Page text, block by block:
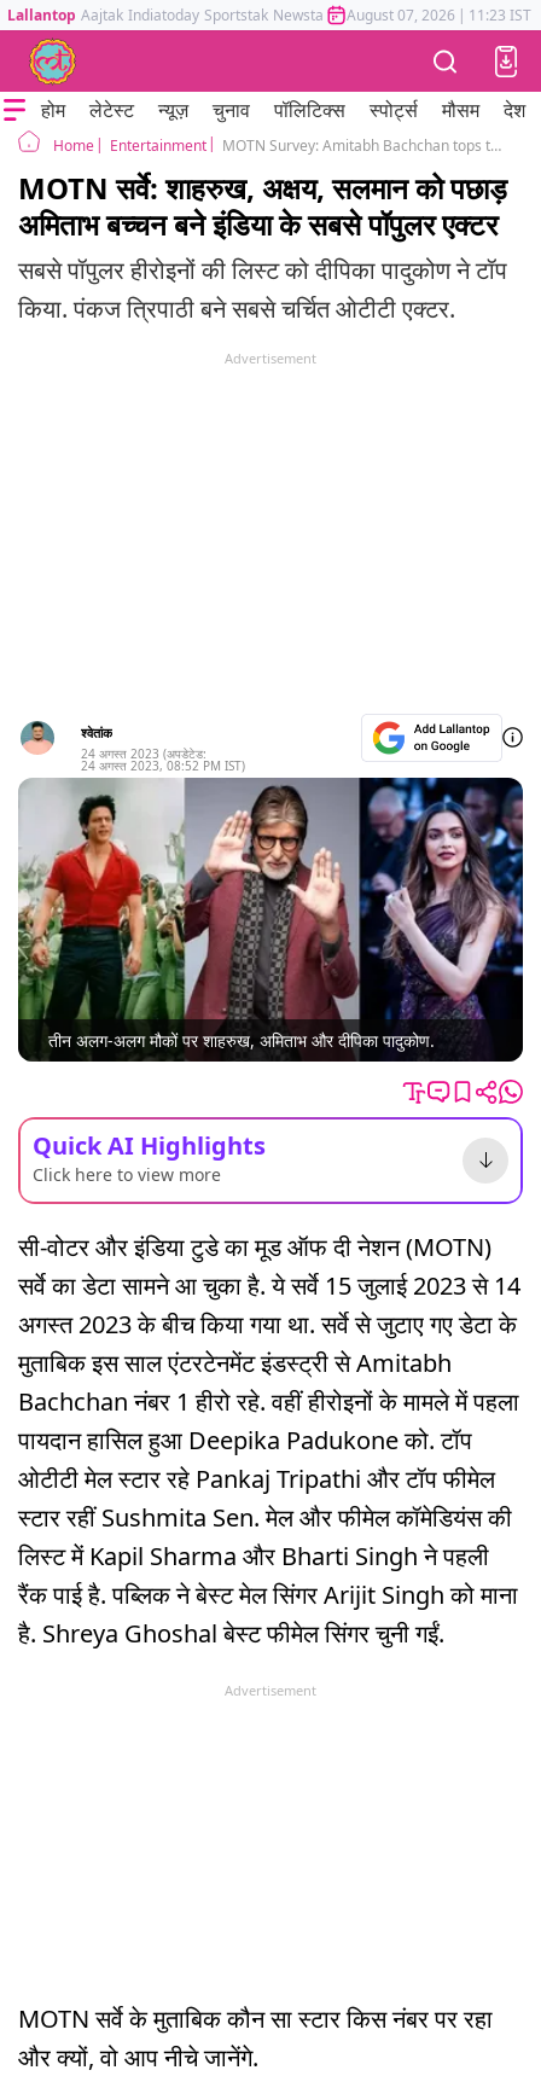
Lallantop Aajtak Indiatoday Sportstak Newstak Mumbai Tak Astrotak
August 07, 2026 | 11:23 IST
होम लेटेस्ट न्यूज़ चुनाव पॉलिटिक्स स्पोर्ट्स मौसम देश
Home Entertainment MOTN Survey: Amitabh Bachchan tops the list of most popular Indian actors followed by Shahrukh Khan, Deepika Padukone is the top actress
MOTN सर्वे: शाहरुख, अक्षय, सलमान को पछाड़
अमिताभ बच्चन बने इंडिया के सबसे पॉपुलर एक्टर
सबसे पॉपुलर हीरोइनों की लिस्ट को दीपिका पादुकोण ने टॉप
किया. पंकज त्रिपाठी बने सबसे चर्चित ओटीटी एक्टर.
Advertisement
श्वेतांक
24 अगस्त 2023 (अपडेटेड:
24 अगस्त 2023, 08:52 PM IST)
तीन अलग-अलग मौकों पर शाहरुख, अमिताभ और दीपिका पादुकोण.
Quick AI Highlights
Click here to view more
सी-वोटर और इंडिया टुडे का मूड ऑफ दी नेशन (MOTN)
सर्वे का डेटा सामने आ चुका है. ये सर्वे 15 जुलाई 2023 से 14
अगस्त 2023 के बीच किया गया था. सर्वे से जुटाए गए डेटा के
मुताबिक इस साल एंटरटेनमेंट इंडस्ट्री से Amitabh
Bachchan नंबर 1 हीरो रहे. वहीं हीरोइनों के मामले में पहला
पायदान हासिल हुआ Deepika Padukone को. टॉप
ओटीटी मेल स्टार रहे Pankaj Tripathi और टॉप फीमेल
स्टार रहीं Sushmita Sen. मेल और फीमेल कॉमेडियंस की
लिस्ट में Kapil Sharma और Bharti Singh ने पहली
रैंक पाई है. पब्लिक ने बेस्ट मेल सिंगर Arijit Singh को माना
है. Shreya Ghoshal बेस्ट फीमेल सिंगर चुनी गईं.
Advertisement
MOTN सर्वे के मुताबिक कौन सा स्टार किस नंबर पर रहा
और क्यों, वो आप नीचे जानेंगे.